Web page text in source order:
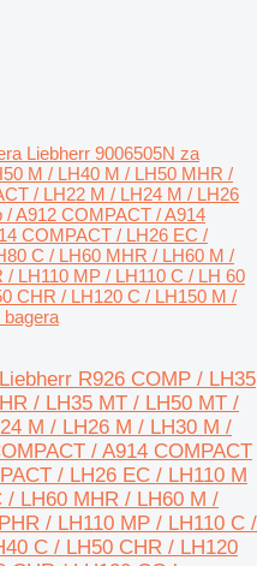
Liebherr 9006505N za
M / LH40 M / LH50 MHR /
/ LH22 M / LH24 M / LH26
A912 COMPACT / A914
COMPACT / LH26 EC /
C / LH60 MHR / LH60 M /
LH110 MP / LH110 C / LH 60
CHR / LH120 C / LH150 M /
R926 COMP / LH35
/ LH35 MT / LH50 MT /
M / LH26 M / LH30 M /
/ A914 COMPACT
/ LH26 EC / LH110 M
/ LH60 MHR / LH60 M /
/ LH110 MP / LH110 C /
C / LH50 CHR / LH120